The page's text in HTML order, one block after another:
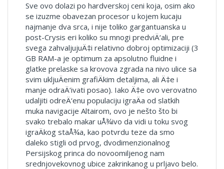
Sve ovo dolazi po hardverskoj ceni koja, osim ako
se izuzme obavezan procesor u kojem kucaju
najmanje dva srca, i nije toliko gargantuanska u
post-Crysis eri koliko su mnogi predviÄ‘ali, pre
svega zahvaljujuÄ‡i relativno dobroj optimizaciji (3
GB RAM-a je optimum za apsolutno fluidne i
glatke prelaske sa krovova zgrada na nivo ulice sa
svim ukljuÄenim grafiÄkim detaljima, ali Ä‡e i
manje odraÄ‘ivati posao). Iako Ä‡e ovo verovatno
udaljiti odreÄ‘enu populaciju igraÄa od slatkih
muka navigacije Altairom, ovo je nešto što bi
svako trebalo makar uÅ¾ivo da vidi u toku svog
igraÄkog staÅ¾a, kao potvrdu teze da smo
daleko stigli od prvog, dvodimenzionalnog
Persijskog princa do novoomiljenog nam
srednjovekovnog ubice zakrinkanog u prljavo belo.